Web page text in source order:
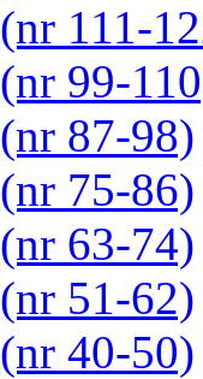
111-
99-
87-98)
75-86)
63-74)
51-62)
40-50)